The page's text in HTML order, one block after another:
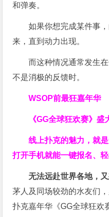
和弹奏。
如果你想完成某件事
来，直到动力出现。
而这种情况通常发生
不是消极的反馈时。
WSOP前最狂嘉年华
《GG全球狂欢赛》盛
线上扑克的魅力，就
打开手机就能一键报名、轻
无法远赴世界各地，
茅人及同场较劲的水友们
扑克嘉年华《GG全球狂欢